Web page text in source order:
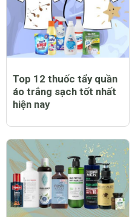
Top 12 thuốc tẩy quần
áo trắng sạch tốt nhất
hiện nay